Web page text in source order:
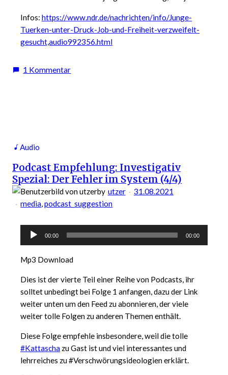
Infos: https://www.ndr.de/nachrichten/info/Junge-
Tuerken-unter-Druck-Job-und-Freiheit-verzweifelt-
gesucht,audio992356.html
1 Kommentarzu
Job
und
Freiheit
verzweifelt
Audio
Podcast Empfehlung: Investigativ
Spezial: Der Fehler im System (4/4)
by utzer
31.08.2021
media, podcast_suggestion
Audio-
00:00 00:00
Mp3 Download
Dies ist der vierte Teil einer Reihe von Podcasts, ihr
solltet unbedingt bei Folge 1 anfangen, dazu der Link
weiter unten um den Feed zu abonnieren, der viele
weiter tolle Folgen zu anderen Themen enthält.
Diese Folge empfehle insbesondere, weil die tolle
#Kattascha zu Gast ist und viel interessantes und
lehrreiches zu #Verschwörungsideologien erklärt.